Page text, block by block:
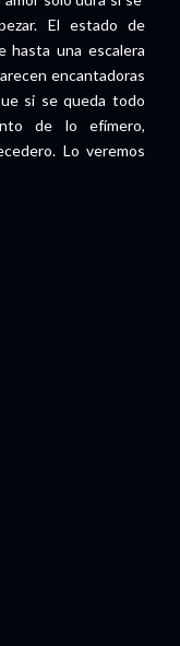
El estado de
hasta una escalera
encantadoras
si se queda todo
de lo efímero,
Lo veremos